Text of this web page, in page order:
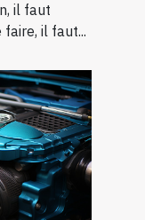
il faut
il faut...